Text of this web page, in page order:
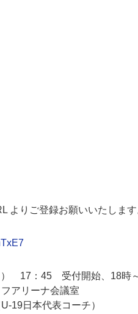
よりご登録お願いいたします
17：45 受付開始、18時
アリーナ会議室
日本代表コーチ）